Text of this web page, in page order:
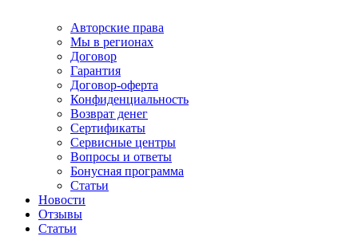
Авторские права
Мы в регионах
Договор
Гарантия
Договор-оферта
Конфиденциальность
Возврат денег
Сертификаты
Сервисные центры
Вопросы и ответы
Бонусная программа
Статьи
Новости
Отзывы
Статьи